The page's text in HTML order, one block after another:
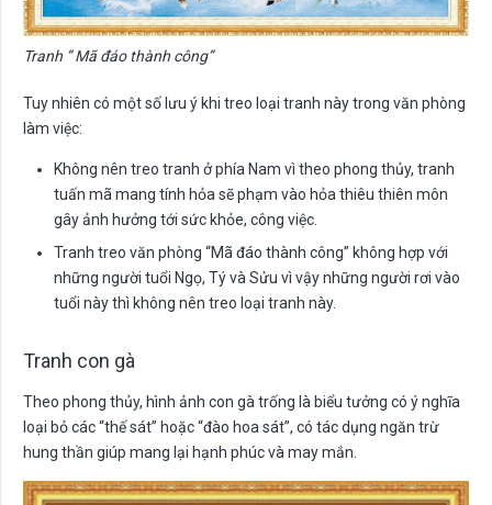
Tranh ” Mã đáo thành công”
Tuy nhiên có một số lưu ý khi treo loại tranh này trong văn phòng
làm việc:
Không nên treo tranh ở phía Nam vì theo phong thủy, tranh
tuấn mã mang tính hỏa sẽ phạm vào hỏa thiêu thiên môn
gây ảnh hưởng tới sức khỏe, công việc.
Tranh treo văn phòng “Mã đáo thành công” không hợp với
những người tuổi Ngọ, Tý và Sửu vì vậy những người rơi vào
tuổi này thì không nên treo loại tranh này.
Tranh con gà
Theo phong thủy, hình ảnh con gà trống là biểu tưởng có ý nghĩa
loại bỏ các “thế sát” hoặc “đào hoa sát”, có tác dụng ngăn trừ
hung thần giúp mang lại hạnh phúc và may mắn.